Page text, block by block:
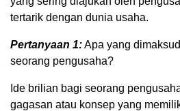
tertarik dengan dunia usaha.
Pertanyaan 1:Apa yang
seorang pengusaha?
Ide brilian bagi seorang
gagasan atau konsep yang